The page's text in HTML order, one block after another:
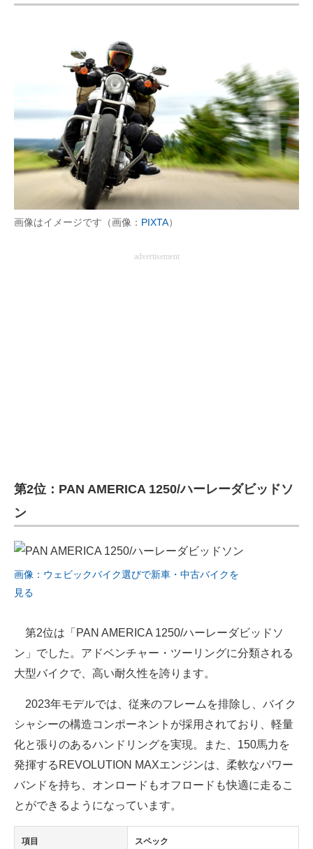
画像はイメージです（画像： PIXTA）
advertisement
第2位：PAN AMERICA 1250/ハーレーダビッドソ
ン
画像：ウェビックバイク選びで新車・中古バイクを
見る
第2位は「PAN AMERICA 1250/ハーレーダビッドソ
ン」でした。アドベンチャー・ツーリングに分類される
大型バイクで、高い耐久性を誇ります。
2023年モデルでは、従来のフレームを排除し、バイク
シャシーの構造コンポーネントが採用されており、軽量
化と張りのあるハンドリングを実現。また、150馬力を
発揮するREVOLUTION MAXエンジンは、柔軟なパワー
バンドを持ち、オンロードもオフロードも快適に走るこ
とができるようになっています。
項目 スペック